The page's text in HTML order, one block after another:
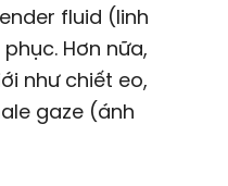
fluid (linh
Hơn nữa,
như chiết eo,
gaze (ánh